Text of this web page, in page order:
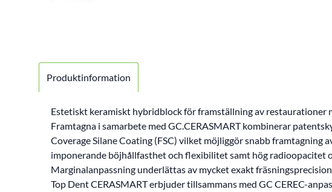
Produktinformation
Estetiskt keramiskt hybridblock för framställning av restaurationer
Framtagna i samarbete med GC.CERASMART kombinerar
Coverage Silane Coating (FSC) vilket möjliggör snabb framtagning
imponerande böjhållfasthet och flexibilitet samt hög radioopacitet
Marginalanpassning underlättas av mycket exakt
Top Dent CERASMART erbjuder tillsammans med GC CEREC-